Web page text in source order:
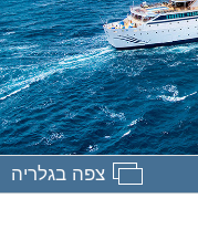
צפה בגלריה